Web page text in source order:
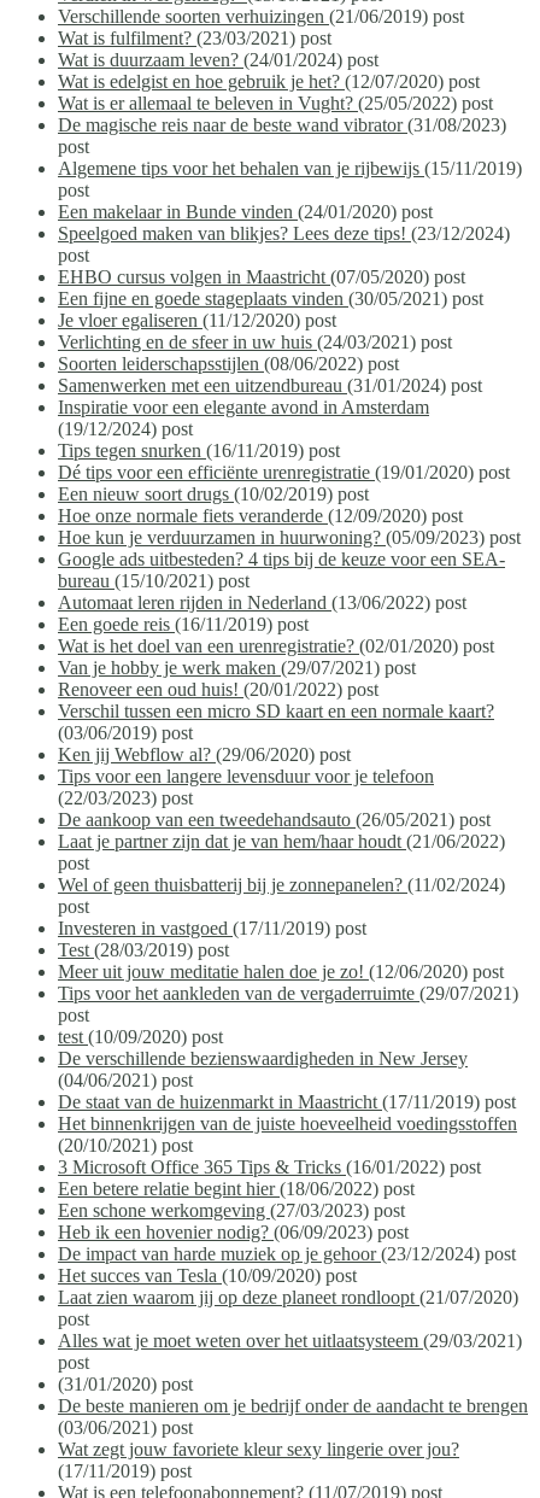
Verschillende soorten verhuizingen (21/06/2019) post
Wat is fulfilment? (23/03/2021) post
Wat is duurzaam leven? (24/01/2024) post
Wat is edelgist en hoe gebruik je het? (12/07/2020) post
Wat is er allemaal te beleven in Vught? (25/05/2022) post
De magische reis naar de beste wand vibrator(31/08/2023)
post
Algemene tips voor het behalen van je rijbewijs (15/11/2019)
post
Een makelaar in Bunde vinden (24/01/2020) post
Speelgoed maken van blikjes? Lees deze tips! (23/12/2024)
post
EHBO cursus volgen in Maastricht (07/05/2020) post
Een fijne en goede stageplaats vinden (30/05/2021) post
Je vloer egaliseren (11/12/2020) post
Verlichting en de sfeer in uw huis (24/03/2021) post
Soorten leiderschapsstijlen (08/06/2022) post
Samenwerken met een uitzendbureau (31/01/2024) post
Inspiratie voor een elegante avond in Amsterdam
(19/12/2024) post
Tips tegen snurken (16/11/2019) post
Dé tips voor een efficiënte urenregistratie (19/01/2020) post
Een nieuw soort drugs (10/02/2019) post
Hoe onze normale fiets veranderde (12/09/2020) post
Hoe kun je verduurzamen in huurwoning? (05/09/2023) post
Google ads uitbesteden? 4 tips bij de keuze voor een SEA-
bureau (15/10/2021) post
Automaat leren rijden in Nederland (13/06/2022) post
Een goede reis (16/11/2019) post
Wat is het doel van een urenregistratie? (02/01/2020) post
Van je hobby je werk maken (29/07/2021) post
Renoveer een oud huis! (20/01/2022) post
Verschil tussen een micro SD kaart en een normale kaart?
(03/06/2019) post
Ken jij Webflow al? (29/06/2020) post
Tips voor een langere levensduur voor je telefoon
(22/03/2023) post
De aankoop van een tweedehandsauto (26/05/2021) post
Laat je partner zijn dat je van hem/haar houdt (21/06/2022)
post
Wel of geen thuisbatterij bij je zonnepanelen? (11/02/2024)
post
Investeren in vastgoed (17/11/2019) post
Test (28/03/2019) post
Meer uit jouw meditatie halen doe je zo! (12/06/2020) post
Tips voor het aankleden van de vergaderruimte (29/07/2021)
post
test (10/09/2020) post
De verschillende bezienswaardigheden in New Jersey
(04/06/2021) post
De staat van de huizenmarkt in Maastricht (17/11/2019) post
Het binnenkrijgen van de juiste hoeveelheid voedingsstoffen
(20/10/2021) post
3 Microsoft Office 365 Tips & Tricks (16/01/2022) post
Een betere relatie begint hier(18/06/2022) post
Een schone werkomgeving (27/03/2023) post
Heb ik een hovenier nodig? (06/09/2023) post
De impact van harde muziek op je gehoor(23/12/2024) post
Het succes van Tesla (10/09/2020) post
Laat zien waarom jij op deze planeet rondloopt (21/07/2020)
post
Alles wat je moet weten over het uitlaatsysteem (29/03/2021)
post
(31/01/2020) post
De beste manieren om je bedrijf onder de aandacht te brengen
(03/06/2021) post
Wat zegt jouw favoriete kleur sexy lingerie over jou?
(17/11/2019) post
Wat is een telefoonabonnement? (11/07/2019) post